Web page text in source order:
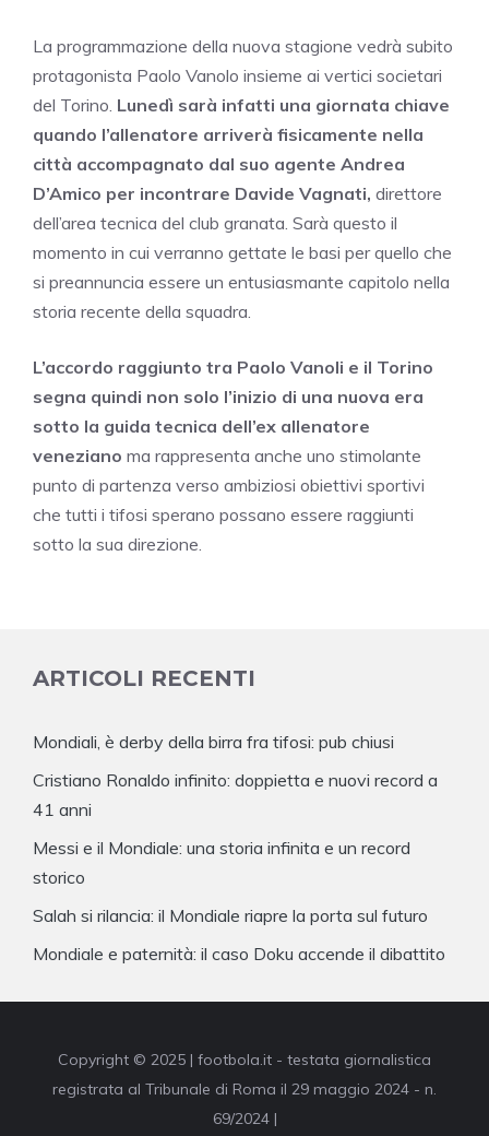
La programmazione della nuova stagione vedrà subito
protagonista Paolo Vanolo insieme ai vertici societari
del Torino. Lunedì sarà infatti una giornata chiave
quando l’allenatore arriverà fisicamente nella
città accompagnato dal suo agente Andrea
D’Amico per incontrare Davide Vagnati, direttore
dell’area tecnica del club granata. Sarà questo il
momento in cui verranno gettate le basi per quello che
si preannuncia essere un entusiasmante capitolo nella
storia recente della squadra.
L’accordo raggiunto tra Paolo Vanoli e il Torino
segna quindi non solo l’inizio di una nuova era
sotto la guida tecnica dell’ex allenatore
veneziano ma rappresenta anche uno stimolante
punto di partenza verso ambiziosi obiettivi sportivi
che tutti i tifosi sperano possano essere raggiunti
sotto la sua direzione.
ARTICOLI RECENTI
Mondiali, è derby della birra fra tifosi: pub chiusi
Cristiano Ronaldo infinito: doppietta e nuovi record a
41 anni
Messi e il Mondiale: una storia infinita e un record
storico
Salah si rilancia: il Mondiale riapre la porta sul futuro
Mondiale e paternità: il caso Doku accende il dibattito
Copyright © 2025 | footbola.it - testata giornalistica
registrata al Tribunale di Roma il 29 maggio 2024 - n.
69/2024 |